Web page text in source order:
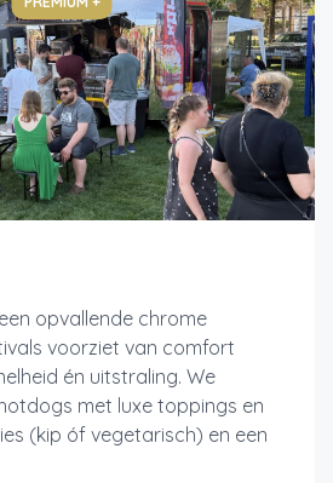
opvallende chrome
voorziet van comfort
én uitstraling. We
met luxe toppings en
(kip óf vegetarisch) en een